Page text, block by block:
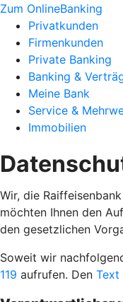
Zum OnlineBanking
Privatkunden
Firmenkunden
Private Banking
Banking &
Meine Bank
Service &
Immobilien
Wir, die
möchten Ihnen den
den gesetzlichen
Soweit wir
119 aufrufen. Den Text